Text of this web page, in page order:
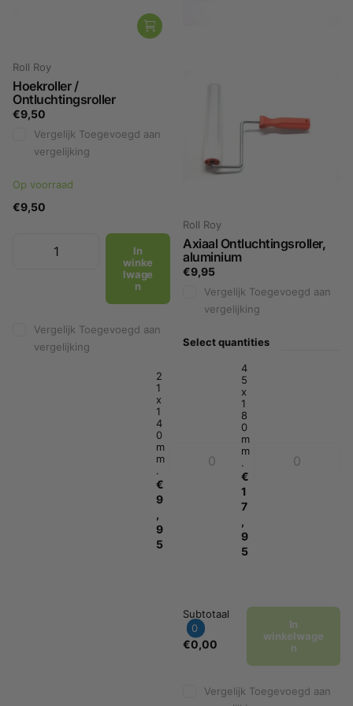
Roll Roy
Hoekroller /
Ontluchtingsroller
€9,50
Vergelijk Toegevoegd aan
vergelijking
Op voorraad
€9,50
In
winke
lwage
n
Vergelijk Toegevoegd aan
vergelijking
Roll Roy
Axiaal Ontluchtingsroller,
aluminium
€9,95
Vergelijk Toegevoegd aan
vergelijking
Select quantities
2
1
x
1
4
0
m
m
.
€
9
,
9
5
4
5
x
1
8
0
m
m
.
€
1
7
,
9
5
Subtotaal
0
€0,00
In
winkelwage
n
Vergelijk Toegevoegd aan